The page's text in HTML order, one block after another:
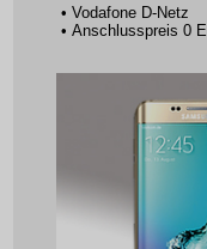
• Vodafone D-Netz
• Anschlusspreis 0